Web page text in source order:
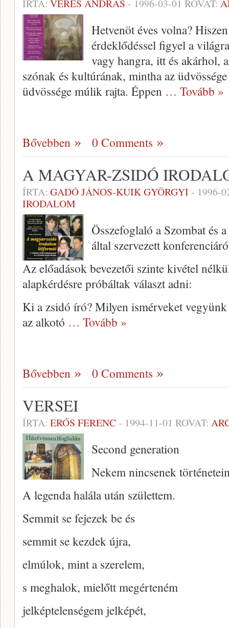
ÍRTA: VERES ANDRÁS - 1996-03-01 ROVAT:
Hetvenöt éves volna?
érdeklő­déssel figyel a
vagy hangra, itt és akárhol,
szónak és kultúrának, mintha az
üdvössége múlik rajta. Éppen … Tovább »
Bővebben 0 Comments
A MAGYAR-ZSIDÓ
ÍRTA: GADÓ JÁNOS-KUIK GYÖRGYI - 1996-
IRODALOM
Összefoglaló a Szombat és
által szervezett
Az előadások bevezetői szinte kivétel
alapkérdésre próbáltak választ adni:
Ki a zsidó író? Milyen ismérveket
az alkotó … Tovább »
Bővebben 0 Comments
VERSEI
ÍRTA: ERŐS FERENC- 1994-11-01 ROVAT:
Second generation
Nekem nincsenek
A legenda halála után születtem.
Semmit se fejezek be és
semmit se kezdek újra,
elmúlok, mint a szerelem,
s meghalok, mielőtt megérteném
jelképtelenségem jelképét,